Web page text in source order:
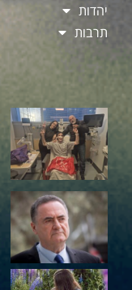
יהדות
תרבות